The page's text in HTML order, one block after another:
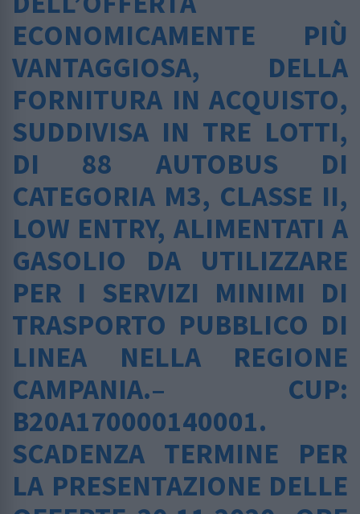
ECONOMICAMENTE PIÙ
VANTAGGIOSA, DELLA
FORNITURA IN ACQUISTO,
SUDDIVISA IN TRE LOTTI,
DI 88 AUTOBUS DI
CATEGORIA M3, CLASSE II,
LOW ENTRY, ALIMENTATI A
GASOLIO DA UTILIZZARE
PER I SERVIZI MINIMI DI
TRASPORTO PUBBLICO DI
LINEA NELLA REGIONE
CAMPANIA.– CUP:
B20A170000140001.
SCADENZA TERMINE PER
LA PRESENTAZIONE DELLE